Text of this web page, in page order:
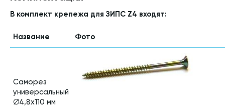
В комплект крепежа для ЗИПС Z4 входят:
Название Фото
Саморез
универсальный
∅4,8х110 мм